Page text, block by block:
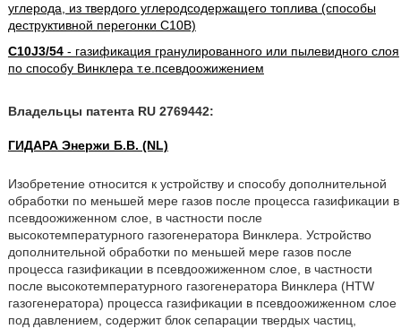
углерода, из твердого углеродсодержащего топлива (способы
деструктивной перегонки C10B)
C10J3/54- газификация гранулированного или пылевидного слоя
по способу Винклера т.е.псевдоожижением
Владельцы патента RU 2769442:
ГИДАРА Энержи Б.В. (NL)
Изобретение относится к устройству и способу дополнительной
обработки по меньшей мере газов после процесса газификации в
псевдоожиженном слое, в частности после
высокотемпературного газогенератора Винклера. Устройство
дополнительной обработки по меньшей мере газов после
процесса газификации в псевдоожиженном слое, в частности
после высокотемпературного газогенератора Винклера (HTW
газогенератора) процесса газификации в псевдоожиженном слое
под давлением, содержит блок сепарации твердых частиц,